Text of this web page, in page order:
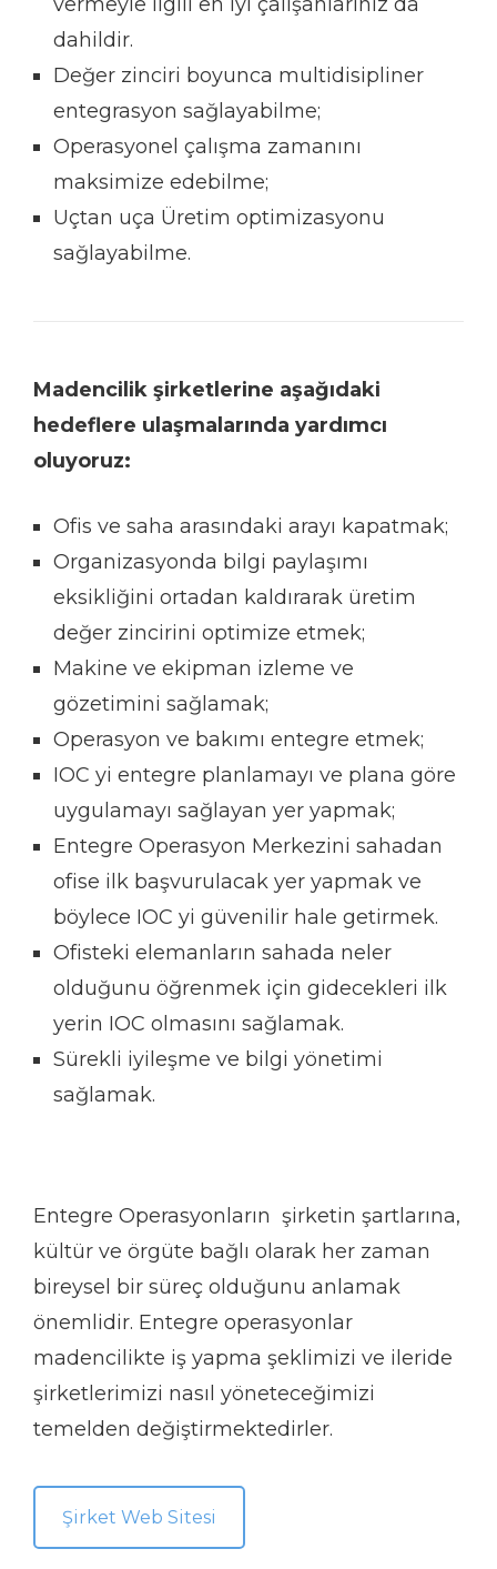
dahildir.
Değer zinciri boyunca multidisipliner
entegrasyon sağlayabilme;
Operasyonel çalışma zamanını
maksimize edebilme;
Uçtan uça Üretim optimizasyonu
sağlayabilme.
Madencilik şirketlerine aşağıdaki
hedeflere ulaşmalarında yardımcı
oluyoruz:
Ofis ve saha arasındaki arayı kapatmak;
Organizasyonda bilgi paylaşımı
eksikliğini ortadan kaldırarak üretim
değer zincirini optimize etmek;
Makine ve ekipman izleme ve
gözetimini sağlamak;
Operasyon ve bakımı entegre etmek;
IOC yi entegre planlamayı ve plana göre
uygulamayı sağlayan yer yapmak;
Entegre Operasyon Merkezini sahadan
ofise ilk başvurulacak yer yapmak ve
böylece IOC yi güvenilir hale getirmek.
Ofisteki elemanların sahada neler
olduğunu öğrenmek için gidecekleri ilk
yerin IOC olmasını sağlamak.
Sürekli iyileşme ve bilgi yönetimi
sağlamak.
Entegre Operasyonların şirketin şartlarına,
kültür ve örgüte bağlı olarak her zaman
bireysel bir süreç olduğunu anlamak
önemlidir. Entegre operasyonlar
madencilikte iş yapma şeklimizi ve ileride
şirketlerimizi nasıl yöneteceğimizi
temelden değiştirmektedirler.
Şirket Web Sitesi